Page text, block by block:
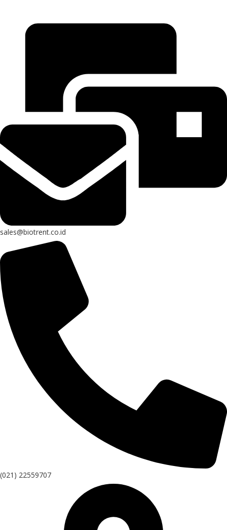
sales@biotrent.co.id
(021) 22559707